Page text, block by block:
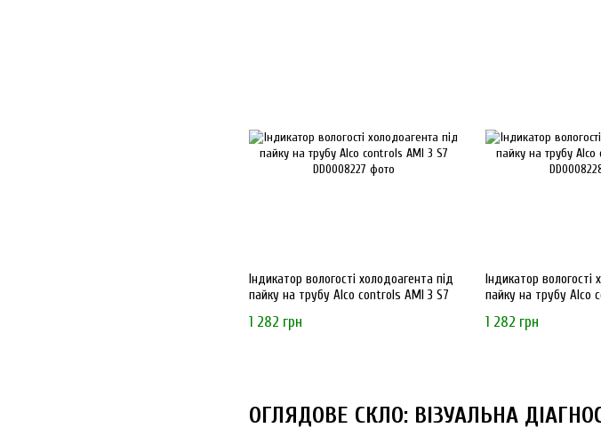
ОГЛЯДОВЕ СКЛО: ВІЗУАЛЬНА
Індикатор вологості холодоагента під
пайку на трубу Alco controls AMI 3 S7
1 282 грн
Індикатор вологості
пайку на трубу Alco
1 282 грн